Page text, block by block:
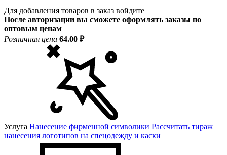
Для добавления товаров в заказ войдите
После авторизации вы сможете оформлять заказы по
оптовым ценам
Розничная цена 64.00 ₽
Услуга Нанесение фирменной символики Рассчитать тираж
нанесения логотипов на спецодежду и каски